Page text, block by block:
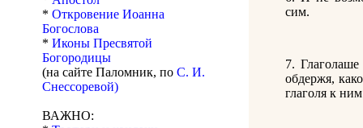
* Откровение Иоанна
Богослова
* Иконы Пресвятой
Богородицы
(на сайте Паломник, по С. И.
Снессоревой)
ВАЖНО:
сим.
7.
обдержя,
глаголя к